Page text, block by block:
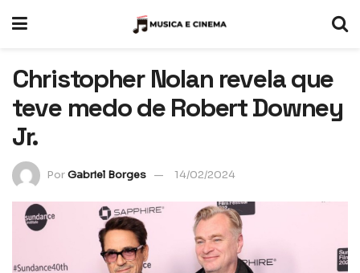
Christopher Nolan revela que
teve medo de Robert Downey
Jr.
PorGabriel Borges 14/02/2024